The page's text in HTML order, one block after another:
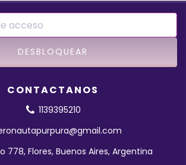
CONTACTANOS
1139395210
778, Flores, Buenos Aires, Argentina